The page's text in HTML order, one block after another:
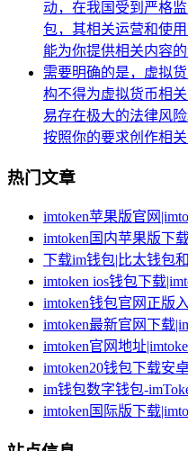
动，在我国受到严格
包，其相关运营和使
能为你提供相关内容
需要明确的是，虚拟
构不得为虚拟货币相
易存在极大的法律风
按照你的要求创作相
热门文章
imtoken苹果版官网
imtoken国内苹果版下
下载im钱包|比太钱包
imtoken ios钱包下载
imtoken钱包官网正版
imtoken最新官网下载
imtoken官网地址
imtoken20钱包下载安
im钱包数字钱包-
imtoken国际版下载